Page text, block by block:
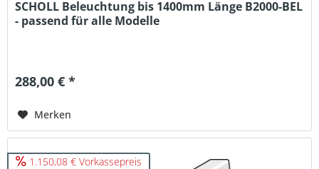
SCHOLL Beleuchtung bis 1400mm Länge B2000-BEL
- passend für alle Modelle
288,00 € *
Merken
1.150,08 € Vorkassepreis